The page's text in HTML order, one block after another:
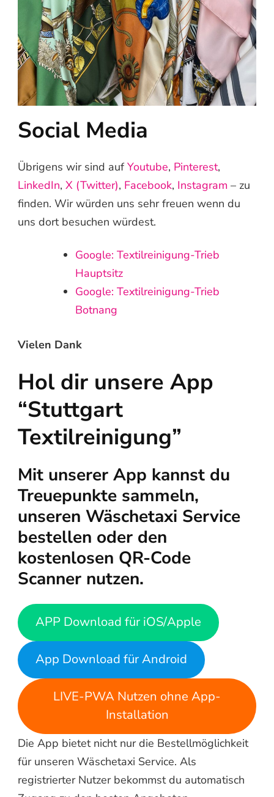
Social Media
Übrigens wir sind auf Youtube, Pinterest,
LinkedIn, X (Twitter), Facebook, Instagram – zu
finden. Wir würden uns sehr freuen wenn du
uns dort besuchen würdest.
Google: Textilreinigung-Trieb
Hauptsitz
Google: Textilreinigung-Trieb
Botnang
Vielen Dank
Hol dir unsere App
“Stuttgart
Textilreinigung”
Mit unserer App kannst du
Treuepunkte sammeln,
unseren Wäschetaxi Service
bestellen oder den
kostenlosen QR-Code
Scanner nutzen.
APP Download für iOS/Apple
App Download für Android
LIVE-PWA Nutzen ohne App-
Installation
Die App bietet nicht nur die Bestellmöglichkeit
für unseren Wäschetaxi Service. Als
registrierter Nutzer bekommst du automatisch